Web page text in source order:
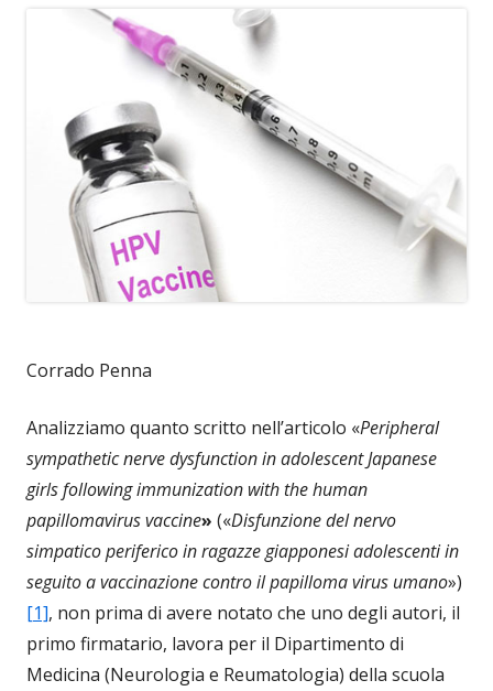
Corrado Penna
Analizziamo quanto scritto nell’articolo «Peripheral
sympathetic nerve dysfunction in adolescent Japanese
girls following immunization with the human
papillomavirus vaccine» («Disfunzione del nervo
simpatico periferico in ragazze giapponesi adolescenti in
seguito a vaccinazione contro il papilloma virus umano»)
[1], non prima di avere notato che uno degli autori, il
primo firmatario, lavora per il Dipartimento di
Medicina (Neurologia e Reumatologia) della scuola